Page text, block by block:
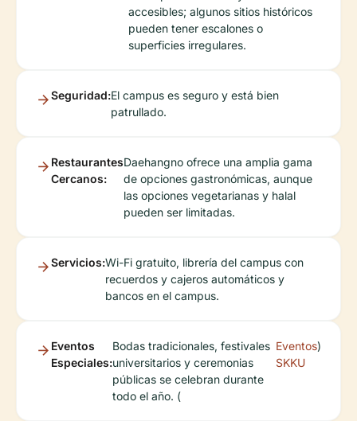
accesibles; algunos sitios históricos
pueden tener escalones o
superficies irregulares.
Seguridad:El campus es seguro y está bien
patrullado.
Restaurantes
Cercanos:
Daehangno ofrece una amplia gama
de opciones gastronómicas, aunque
las opciones vegetarianas y halal
pueden ser limitadas.
Servicios:Wi-Fi gratuito, librería del campus con
recuerdos y cajeros automáticos y
bancos en el campus.
Eventos
Especiales:
Bodas tradicionales, festivales
universitarios y ceremonias
públicas se celebran durante
todo el año. (
Eventos
SKKU
)